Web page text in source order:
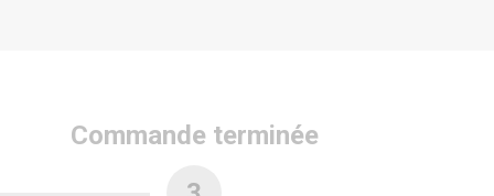
Commande terminée